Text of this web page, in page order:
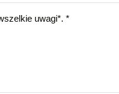
uwagi*. *